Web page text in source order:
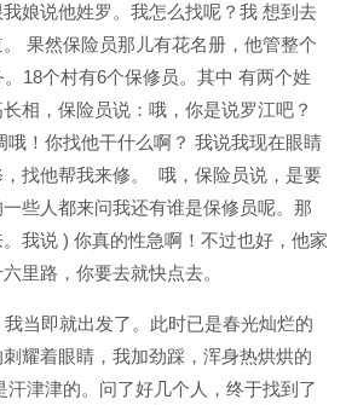
娘说他姓罗。我怎么找呢？我 想到去
果然保险员那儿有花名册，他管整个
18个村有6个保修员。其中 有两个姓
相，保险员说：哦，你是说罗江吧？
哦！你找他干什么啊？ 我说我现在眼睛
找他帮我来修。 哦，保险员说，是要
些人都来问我还有谁是保修员呢。那
我说 ) 你真的性急啊！不过也好，他家
里路，你要去就快点去。
当即就出发了。此时已是春光灿烂的
耀着眼睛，我加劲踩，浑身热烘烘的
汗津津的。问了好几个人，终于找到了